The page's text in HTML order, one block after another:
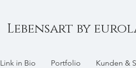
Lebensart by
Link in Bio Portfolio Kunden &